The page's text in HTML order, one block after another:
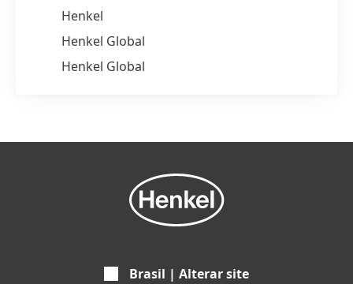
Henkel
Henkel Global
Henkel Global
Brasil | Alterar site